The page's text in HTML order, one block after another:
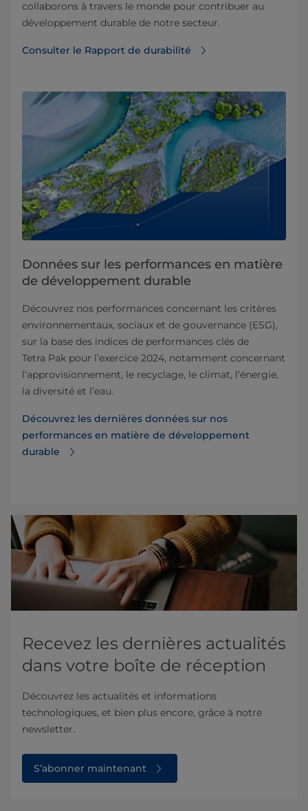
collaborons à travers le monde pour contribuer au
développement durable de notre secteur.
Consulter le Rapport de durabilité
Données sur les performances en matière
de développement durable
Découvrez nos performances concernant les critères
environnementaux, sociaux et de gouvernance (ESG),
sur la base des indices de performances clés de
Tetra Pak pour l’exercice 2024, notamment concernant
l’approvisionnement, le recyclage, le climat, l’énergie,
la diversité et l’eau.
Découvrez les dernières données sur nos
performances en matière de développement
durable
Recevez les dernières actualités
dans votre boîte de réception
Découvrez les actualités et informations
technologiques, et bien plus encore, grâce à notre
newsletter.
S’abonner maintenant